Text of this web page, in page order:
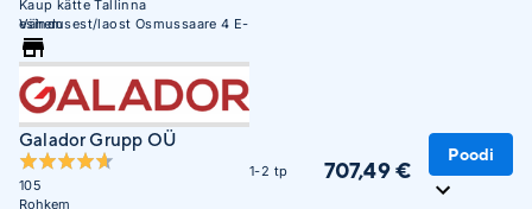
Kaup kätte Tallinna
esindusest/laost Osmussaare 4 E-
R 10:00 - 17:00
Vähem
Galador Grupp OÜ
105
Rohkem
1-2 tp 707,49 €
Poodi